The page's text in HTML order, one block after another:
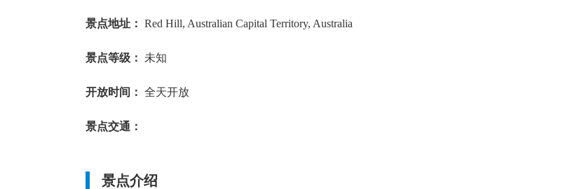
景点地址： Red Hill, Australian Capital Territory, Australia
景点等级： 未知
开放时间： 全天开放
景点交通：
景点介绍